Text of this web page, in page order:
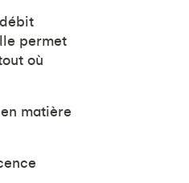
permet
où
matière